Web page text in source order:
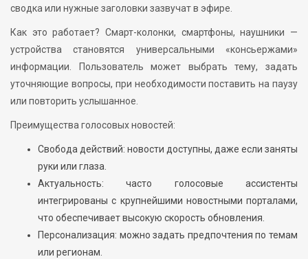
сводка или нужные заголовки зазвучат в эфире.
Как это работает? Смарт-колонки, смартфоны, наушники —
устройства становятся универсальными «консьержами»
информации. Пользователь может выбрать тему, задать
уточняющие вопросы, при необходимости поставить на паузу
или повторить услышанное.
Преимущества голосовых новостей:
Свобода действий: новости доступны, даже если заняты
руки или глаза.
Актуальность: часто голосовые ассистенты
интегрированы с крупнейшими новостными порталами,
что обеспечивает высокую скорость обновления.
Персонализация: можно задать предпочтения по темам
или регионам.